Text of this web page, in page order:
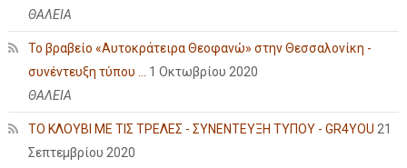
ΘΑΛΕΙΑ
Το βραβείο «Αυτοκράτειρα Θεοφανώ» στην Θεσσαλονίκη -
συνέντευξη τύπου ... 1 Οκτωβρίου 2020
ΘΑΛΕΙΑ
ΤΟ ΚΛΟΥΒΙ ΜΕ ΤΙΣ ΤΡΕΛΕΣ - ΣΥΝΕΝΤΕΥΞΗ ΤΥΠΟΥ - GR4YOU 21
Σεπτεμβρίου 2020